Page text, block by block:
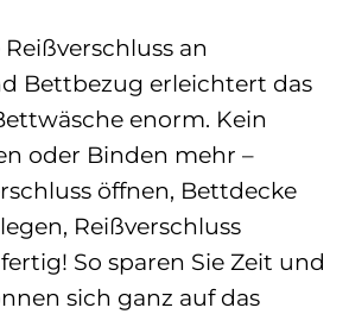
an
Bettbezug erleichtert das
enorm. Kein
oder Binden mehr –
öffnen, Bettdecke
Reißverschluss
So sparen Sie Zeit und
sich ganz auf das